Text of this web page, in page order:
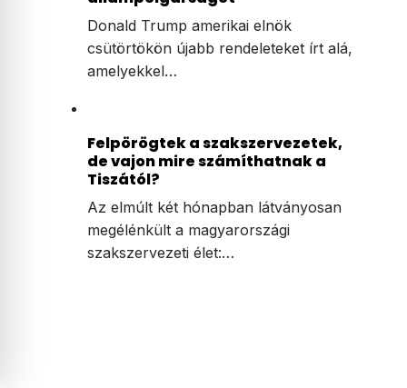
Donald Trump amerikai elnök
csütörtökön újabb rendeleteket írt alá,
amelyekkel…
Felpörögtek a szakszervezetek,
de vajon mire számíthatnak a
Tiszától?
Az elmúlt két hónapban látványosan
megélénkült a magyarországi
szakszervezeti élet:…